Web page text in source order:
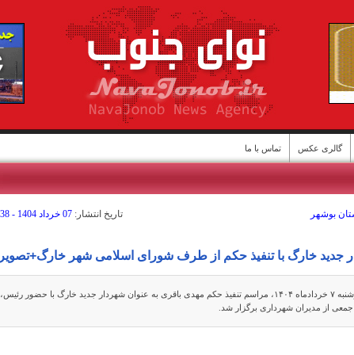
گالری عکس تماس با ما
بوشهر تاريخ انتشار: 07 خرداد 1404 - 17:38
جدید خارگ با تنفیذ حکم از طرف شورای اسلامی شهر خارگ+تصویر
نوای جنوب: صبح روز چهارشنبه ۷ خردادماه ۱۴۰۴، مراسم تنفیذ حکم مهدی باقری به عنوان شهردار جدید خارگ با حضور رئیس،
از مدیران شهرداری برگزار شد.